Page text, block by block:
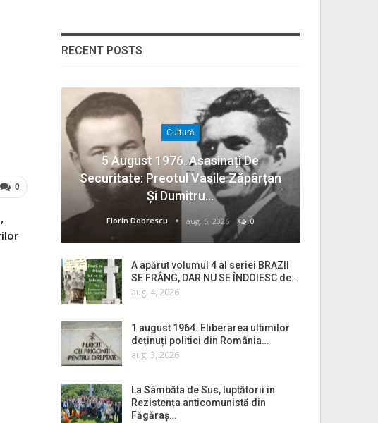
0
RECENT POSTS
Cultură
5 August 1976. Asasinați De
Securitate: Preotul Vasile Zăpârțan
Și Dumitru…
Florin Dobrescu aug. 5, 2026 0
A apărut volumul 4 al seriei BRAZII
SE FRÂNG, DAR NU SE ÎNDOIESC de…
aug. 4, 2026
1 august 1964. Eliberarea ultimilor
deținuți politici din România…
aug. 3, 2026
La Sâmbăta de Sus, luptătorii în
Rezistența anticomunistă din
Făgăraș…